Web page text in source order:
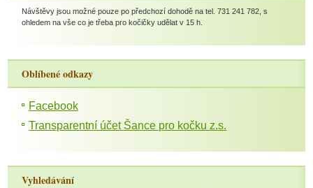
Návštěvy jsou možné pouze po předchozí dohodě na tel. 731 241 782, s
ohledem na vše co je třeba pro kočičky udělat v 15 h.
Oblíbené odkazy
Facebook
Transparentní účet Šance pro kočku z.s.
Vyhledávání